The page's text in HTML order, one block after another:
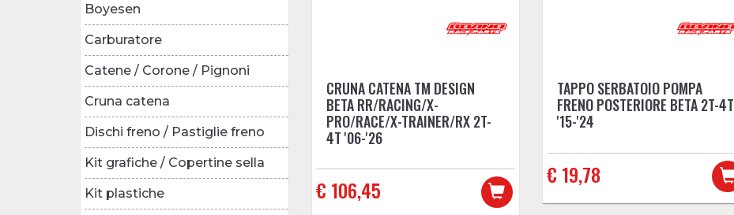
Boyesen
Carburatore
Catene / Corone / Pignoni
Cruna catena
Dischi freno / Pastiglie freno
Kit grafiche / Copertine sella
Kit plastiche
CRUNA CATENA TM DESIGN
BETA RR/RACING/X-
PRO/RACE/X-TRAINER/RX 2T-
4T '06-'26
€ 106,45
TAPPO SERBATOIO POMPA
FRENO POSTERIORE BETA 2T-4T
'15-'24
€ 19,78